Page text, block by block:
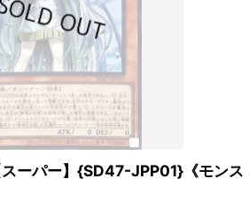
スーパー】{SD47-JPP01}《モンス